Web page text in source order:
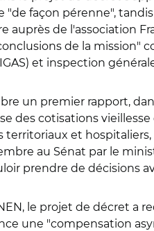
façon pérenne",
auprès de l'association
de la mission"
et inspection
un premier rapport,
des cotisations
et
au Sénat par le
prendre de décisions
le projet de décret a
une "compensation